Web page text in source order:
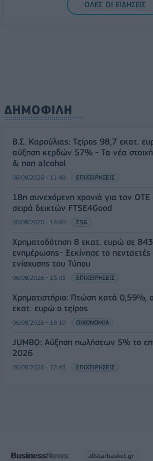
ΟΛΕΣ ΟΙ ΕΙΔΗΣΕΙΣ
ΔΗΜΟΦΙΛΗ
Β.Σ. Καρούλιας: Τζίρος 98,7 εκατ.
αύξηση κερδών 57% - Τα νέα
& non alcohol
06/08/2026 - 11:48 ΕΠΙΧΕΙΡΗΣΕΙΣ
18η συνεχόμενη χρονιά για τον ΟΤΕ
σειρά δεικτών FTSE4Good
06/08/2026 - 14:40 ESG
Χρηματοδότηση 8 εκατ. ευρώ σε
ενημέρωσης- Ξεκίνησε το
ενίσχυσης του Τύπου
06/08/2026 - 13:05 ΕΠΙΧΕΙΡΗΣΕΙΣ
Χρηματιστήριο: Πτώση κατά 0,59%,
εκατ. ευρώ ο τζίρος
06/08/2026 - 18:10 ΟΙΚΟΝΟΜΙΑ
JUMBO: Αύξηση πωλήσεων 5% το
2026
06/08/2026 - 12:43 ΕΠΙΧΕΙΡΗΣΕΙΣ
allstarbasket.gr